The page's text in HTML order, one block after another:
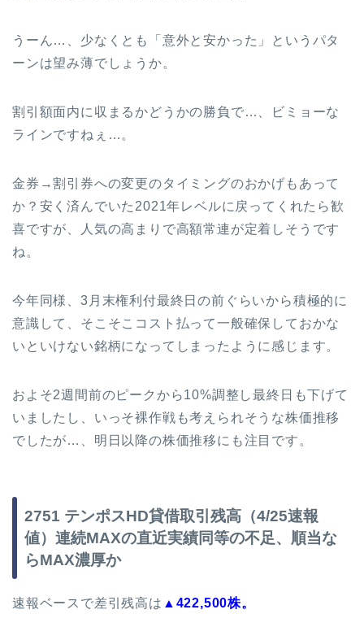
うーん…、少なくとも「意外と安かった」というパタ
ーンは望み薄でしょうか。
割引額面内に収まるかどうかの勝負で…、ビミョーな
ラインですねぇ…。
金券→割引券への変更のタイミングのおかげもあって
か？安く済んでいた2021年レベルに戻ってくれたら歓
喜ですが、人気の高まりで高額常連が定着しそうです
ね。
今年同様、3月末権利付最終日の前ぐらいから積極的に
意識して、そこそこコスト払って一般確保しておかな
いといけない銘柄になってしまったように感じます。
およそ2週間前のピークから10%調整し最終日も下げて
いましたし、いっそ裸作戦も考えられそうな株価推移
でしたが…、明日以降の株価推移にも注目です。
2751 テンポスHD貸借取引残高（4/25速報
値）連続MAXの直近実績同等の不足、順当な
らMAX濃厚か
速報ベースで差引残高は ▲422,500株。